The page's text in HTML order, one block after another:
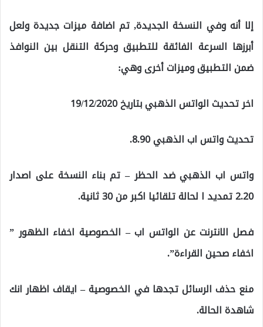
إلا أنه وفي النسخة الجديدة, تم اضافة ميزات جديدة ولعل
أبرزها السرعة الفائقة للتطبيق وحركة التنقل بين النوافذ
ضمن التطبيق وميزات أخرى وهي:
اخر تحديث الواتس الذهبي بتاريخ 19/12/2020
تحديث واتس اب الذهبي 8.90.
واتس اب الذهبي ضد الحظر – تم بناء النسخة على اصدار
2.20 تمديد ا لحالة تلقائيا اكبر من 30 ثانية.
فصل الانترنت عن الواتس اب – الخصوصية اخفاء الظهور ”
اخفاء صحين القراءة”.
منع حذف الرسائل تجدها في الخصوصية – ايقاف اظهار انك
شاهدة الحالة.